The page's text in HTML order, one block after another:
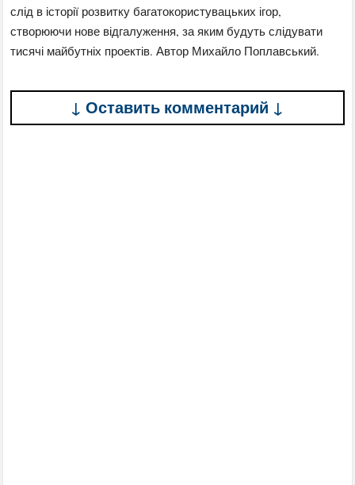
слід в історії розвитку багатокористувацьких ігор,
створюючи нове відгалуження, за яким будуть слідувати
тисячі майбутніх проектів. Автор Михайло Поплавський.
↓ Оставить комментарий ↓